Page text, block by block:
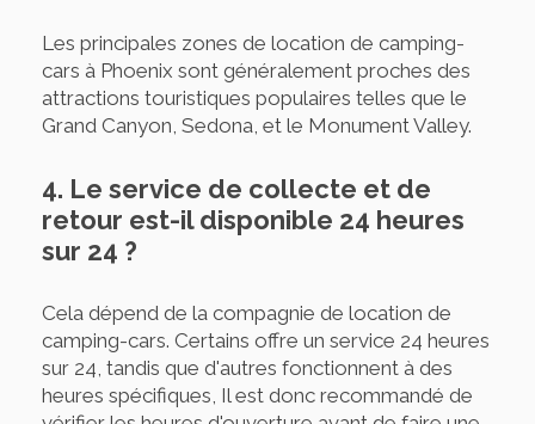
Les principales zones de location de camping-
cars à Phoenix sont généralement proches des
attractions touristiques populaires telles que le
Grand Canyon, Sedona, et le Monument Valley.
4. Le service de collecte et de
retour est-il disponible 24 heures
sur 24 ?
Cela dépend de la compagnie de location de
camping-cars. Certains offre un service 24 heures
sur 24, tandis que d'autres fonctionnent à des
heures spécifiques, Il est donc recommandé de